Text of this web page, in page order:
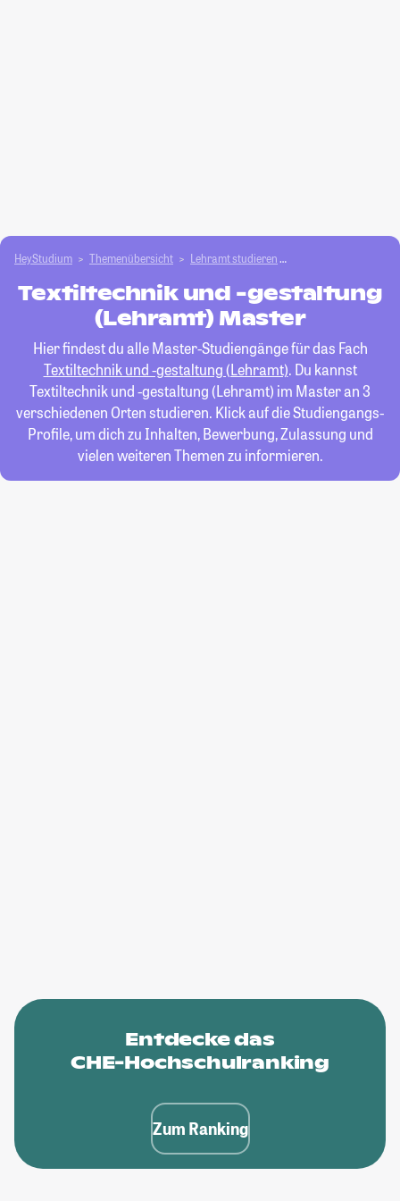
HeyStudium Themenübersicht Lehramt studieren
Textiltechnik und -gestaltung
(Lehramt) Master
Hier findest du alle Master-Studiengänge für das Fach
Textiltechnik und -gestaltung (Lehramt). Du kannst
Textiltechnik und -gestaltung (Lehramt) im Master an 3
verschiedenen Orten studieren. Klick auf die Studiengangs-
Profile, um dich zu Inhalten, Bewerbung, Zulassung und
vielen weiteren Themen zu informieren.
Entdecke das
CHE-Hochschulranking
Zum Ranking